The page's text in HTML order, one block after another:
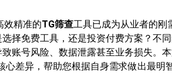
效精准的TG筛查工具已成为从业者的刚
择免费工具，还是投资付费方案？不
账号风险、数据泄露甚至业务损失。
心差异，帮助您根据自身需求做出最明